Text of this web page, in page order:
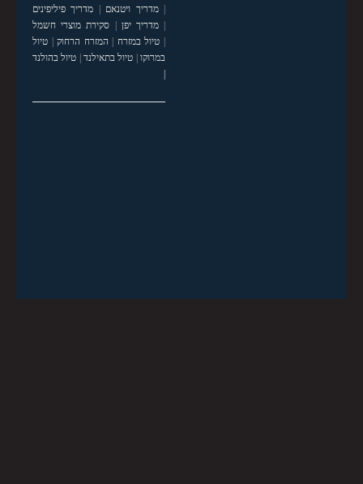
|מדריך ויטנאם
מדריך פיליפינים
|מדריך יפן
סקירת מוצרי חשמל
טיול במזרח המזרח הרחוק| טיול
במרוקו| טיול בתאילנד| טיול בהולנד